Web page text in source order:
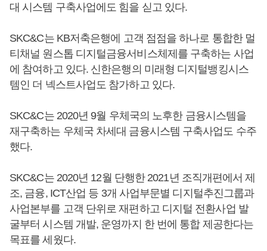
대 시스템 구축사업에도 힘을 싣고 있다.
SKC&C는 KB저축은행에 고객 점점을 하나로 통합한 멀
티채널 원스톱 디지털금융서비스체제를 구축하는 사업
에 참여하고 있다. 신한은행의 미래형 디지털뱅킹시스
템인 더 넥스트사업도 참가하고 있다.
SKC&C는 2020년 9월 우체국의 노후한 금융시스템을
재구축하는 우체국 차세대 금융시스템 구축사업도 수주
했다.
SKC&C는 2020년 12월 단행한 2021년 조직개편에서 제
조, 금융, ICT산업 등 3개 사업부문별 디지털추진그룹과
사업본부를 고객 단위로 재편하고 디지털 전환사업 발
굴부터 시스템 개발, 운영까지 한 번에 통합 제공한다는
목표를 세웠다.